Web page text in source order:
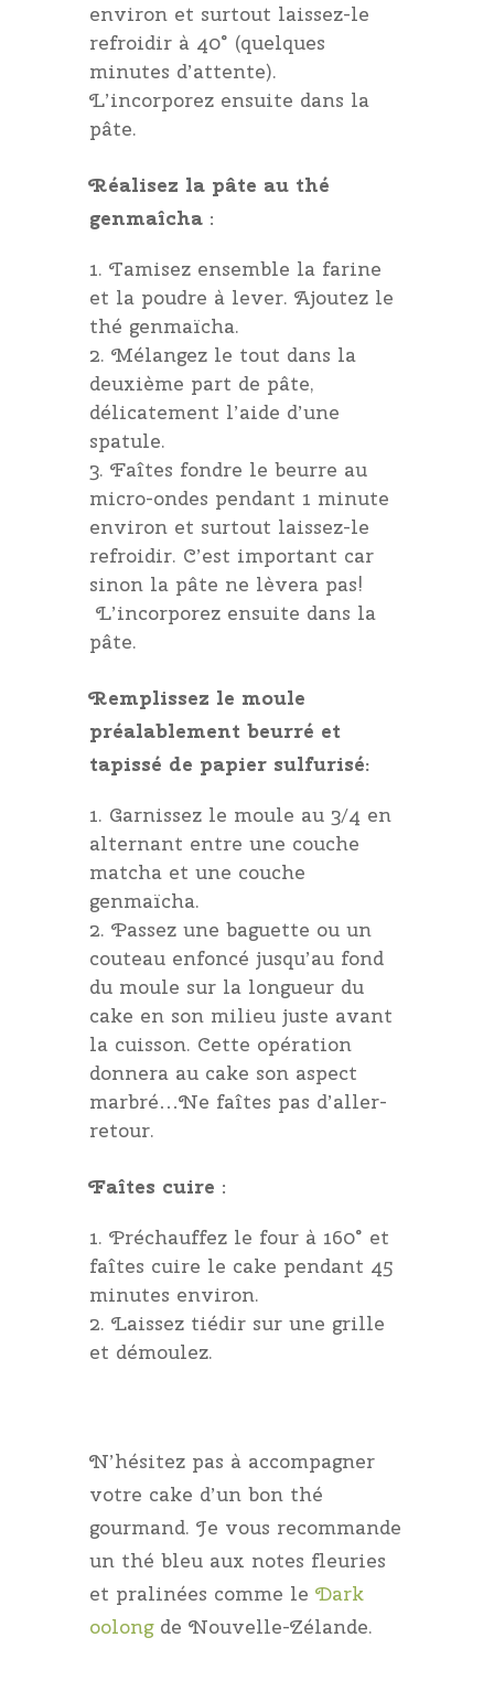
environ et surtout laissez-le
refroidir à 40° (quelques
minutes d’attente).
L’incorporez ensuite dans la
pâte.
Réalisez la pâte au thé
genmaîcha:
Tamisez ensemble la farine
et la poudre à lever. Ajoutez le
thé genmaïcha.
Mélangez le tout dans la
deuxième part de pâte,
délicatement l’aide d’une
spatule.
Faîtes fondre le beurre au
micro-ondes pendant 1 minute
environ et surtout laissez-le
refroidir. C’est important car
sinon la pâte ne lèvera pas!
L’incorporez ensuite dans la
pâte.
Remplissez le moule
préalablement beurré et
tapissé de papier sulfurisé:
Garnissez le moule au 3/4 en
alternant entre une couche
matcha et une couche
genmaïcha.
Passez une baguette ou un
couteau enfoncé jusqu’au fond
du moule sur la longueur du
cake en son milieu juste avant
la cuisson. Cette opération
donnera au cake son aspect
marbré…Ne faîtes pas d’aller-
retour.
Faîtes cuire :
Préchauffez le four à 160° et
faîtes cuire le cake pendant 45
minutes environ.
Laissez tiédir sur une grille
et démoulez.
N’hésitez pas à accompagner
votre cake d’un bon thé
gourmand. Je vous recommande
un thé bleu aux notes fleuries
et pralinées comme le Dark
oolongde Nouvelle-Zélande.